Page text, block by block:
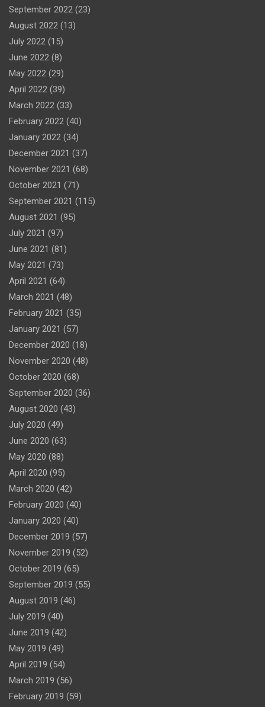
September 2022 (23)
August 2022 (13)
July 2022 (15)
June 2022 (8)
May 2022 (29)
April 2022 (39)
March 2022 (33)
February 2022 (40)
January 2022 (34)
December 2021 (37)
November 2021 (68)
October 2021 (71)
September 2021 (115)
August 2021 (95)
July 2021 (97)
June 2021 (81)
May 2021 (73)
April 2021 (64)
March 2021 (48)
February 2021 (35)
January 2021 (57)
December 2020 (18)
November 2020 (48)
October 2020 (68)
September 2020 (36)
August 2020 (43)
July 2020 (49)
June 2020 (63)
May 2020 (88)
April 2020 (95)
March 2020 (42)
February 2020 (40)
January 2020 (40)
December 2019 (57)
November 2019 (52)
October 2019 (65)
September 2019 (55)
August 2019 (46)
July 2019 (40)
June 2019 (42)
May 2019 (49)
April 2019 (54)
March 2019 (56)
February 2019 (59)